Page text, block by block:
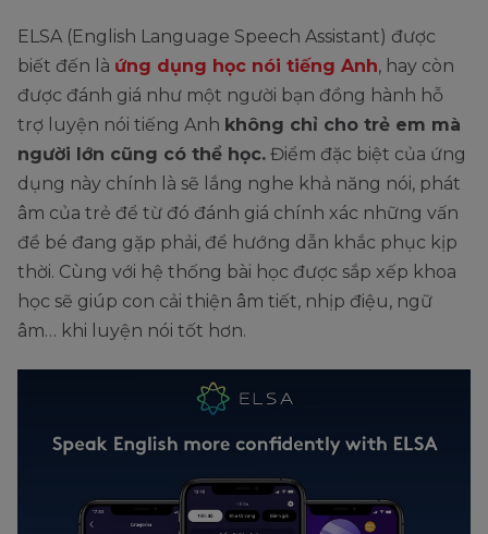
ELSA (English Language Speech Assistant) được
biết đến là ứng dụng học nói tiếng Anh, hay còn
được đánh giá như một người bạn đồng hành hỗ
trợ luyện nói tiếng Anh không chỉ cho trẻ em mà
người lớn cũng có thể học. Điểm đặc biệt của ứng
dụng này chính là sẽ lắng nghe khả năng nói, phát
âm của trẻ để từ đó đánh giá chính xác những vấn
đề bé đang gặp phải, để hướng dẫn khắc phục kịp
thời. Cùng với hệ thống bài học được sắp xếp khoa
học sẽ giúp con cải thiện âm tiết, nhịp điệu, ngữ
âm… khi luyện nói tốt hơn.